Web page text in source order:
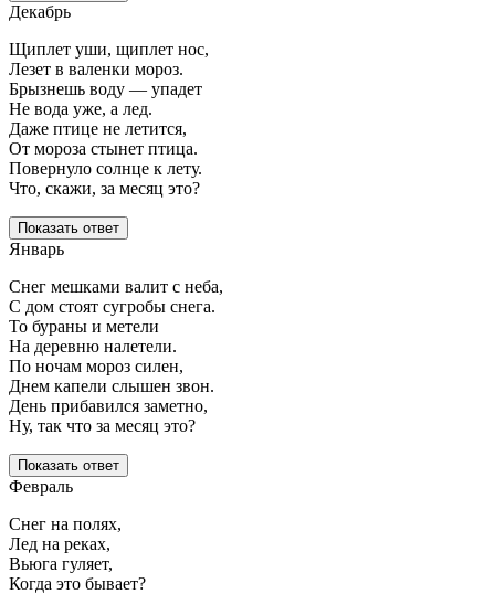
Декабрь
Щиплет уши, щиплет нос,
Лезет в валенки мороз.
Брызнешь воду — упадет
Не вода уже, а лед.
Даже птице не летится,
От мороза стынет птица.
Повернуло солнце к лету.
Что, скажи, за месяц это?
Показать ответ
Январь
Снег мешками валит с неба,
С дом стоят сугробы снега.
То бураны и метели
На деревню налетели.
По ночам мороз силен,
Днем капели слышен звон.
День прибавился заметно,
Ну, так что за месяц это?
Показать ответ
Февраль
Снег на полях,
Лед на реках,
Вьюга гуляет,
Когда это бывает?